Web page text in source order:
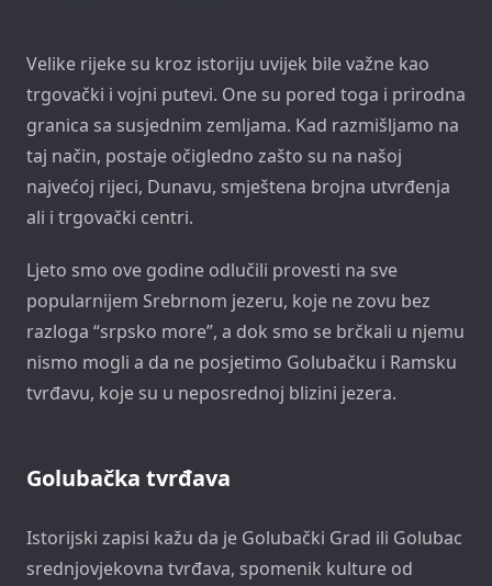
Velike rijeke su kroz istoriju uvijek bile važne kao
trgovački i vojni putevi. One su pored toga i prirodna
granica sa susjednim zemljama. Kad razmišljamo na
taj način, postaje očigledno zašto su na našoj
najvećoj rijeci, Dunavu, smještena brojna utvrđenja
ali i trgovački centri.
Ljeto smo ove godine odlučili provesti na sve
popularnijem Srebrnom jezeru, koje ne zovu bez
razloga “srpsko more”, a dok smo se brčkali u njemu
nismo mogli a da ne posjetimo Golubačku i Ramsku
tvrđavu, koje su u neposrednoj blizini jezera.
Golubačka tvrđava
Istorijski zapisi kažu da je Golubački Grad ili Golubac
srednjovjekovna tvrđava, spomenik kulture od